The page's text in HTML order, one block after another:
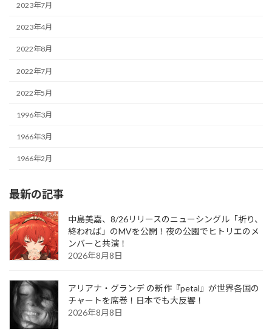
2023年7月
2023年4月
2022年8月
2022年7月
2022年5月
1996年3月
1966年3月
1966年2月
最新の記事
中島美嘉、8/26リリースのニューシングル「祈り、
終われば」のMVを公開！夜の公園でヒトリエのメ
ンバーと共演！
2026年8月8日
アリアナ・グランデ の新作『petal』が世界各国の
チャートを席巻！日本でも大反響！
2026年8月8日